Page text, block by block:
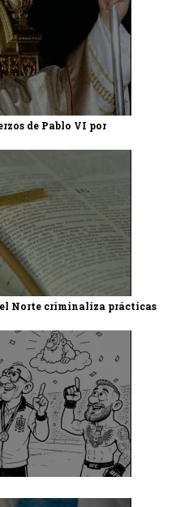
de Pablo VI por
Norte criminaliza prácticas